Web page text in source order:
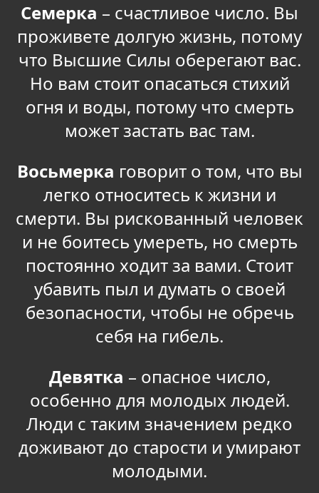
Семерка – счастливое число. Вы
проживете долгую жизнь, потому
что Высшие Силы оберегают вас.
Но вам стоит опасаться стихий
огня и воды, потому что смерть
может застать вас там.
Восьмерка говорит о том, что вы
легко относитесь к жизни и
смерти. Вы рискованный человек
и не боитесь умереть, но смерть
постоянно ходит за вами. Стоит
убавить пыл и думать о своей
безопасности, чтобы не обречь
себя на гибель.
Девятка – опасное число,
особенно для молодых людей.
Люди с таким значением редко
доживают до старости и умирают
молодыми.